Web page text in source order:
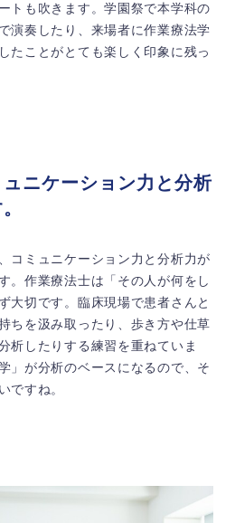
トも吹きます。学園祭で本学科の
演奏したり、来場者に作業療法学
たことがとても楽しく印象に残っ
ニケーション力と分析
コミュニケーション力と分析力が
。作業療法士は「その人が何をし
大切です。臨床現場で患者さんと
ちを汲み取ったり、歩き方や仕草
析したりする練習を重ねていま
」が分析のベースになるので、そ
ですね。